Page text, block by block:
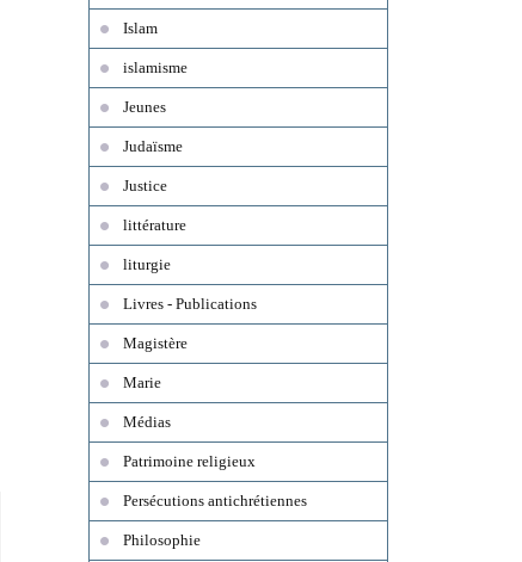
Islam
islamisme
Jeunes
Judaïsme
Justice
littérature
liturgie
Livres - Publications
Magistère
Marie
Médias
Patrimoine religieux
Persécutions antichrétiennes
Philosophie